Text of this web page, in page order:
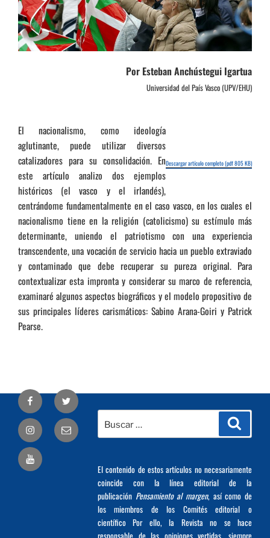
Por Esteban Anchústegui Igartua
Universidad del País Vasco (UPV/EHU)
Descargar artículo completo (pdf 805 KB)
El nacionalismo, como ideología
aglutinante, puede utilizar diversos
catalizadores para su consolidación. En
este artículo analizo dos ejemplos
históricos (el vasco y el irlandés),
centrándome fundamentalmente en el caso vasco, en los cuales el
nacionalismo tiene en la religión (catolicismo) su estímulo más
determinante, uniendo el patriotismo con una experiencia
transcendente, una vocación de servicio hacia un pueblo extraviado
y contaminado que debe recuperar su pureza original. Para
contextualizar esta impronta y considerar su marco de referencia,
examinaré algunos aspectos biográficos y el modelo propositivo de
sus principales líderes carismáticos: Sabino Arana-Goiri y Patrick
Pearse.
por:
El contenido de estos artículos no necesariamente
coincide con la línea editorial de la
publicación Pensamiento al margen, así como de
los miembros de los Comités editorial o
científico Por ello, la Revista no se hace
responsable de las opiniones vertidas, siempre
Facebook Twitter
Correo
electrónico